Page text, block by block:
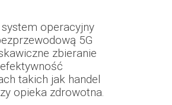
operacyjny
5G
zbieranie
takich jak handel
opieka zdrowotna.